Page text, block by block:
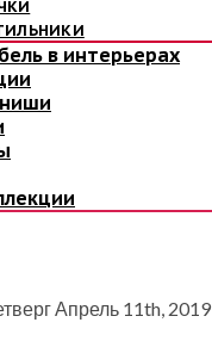
в интерьерах
Апрель 11th, 2019